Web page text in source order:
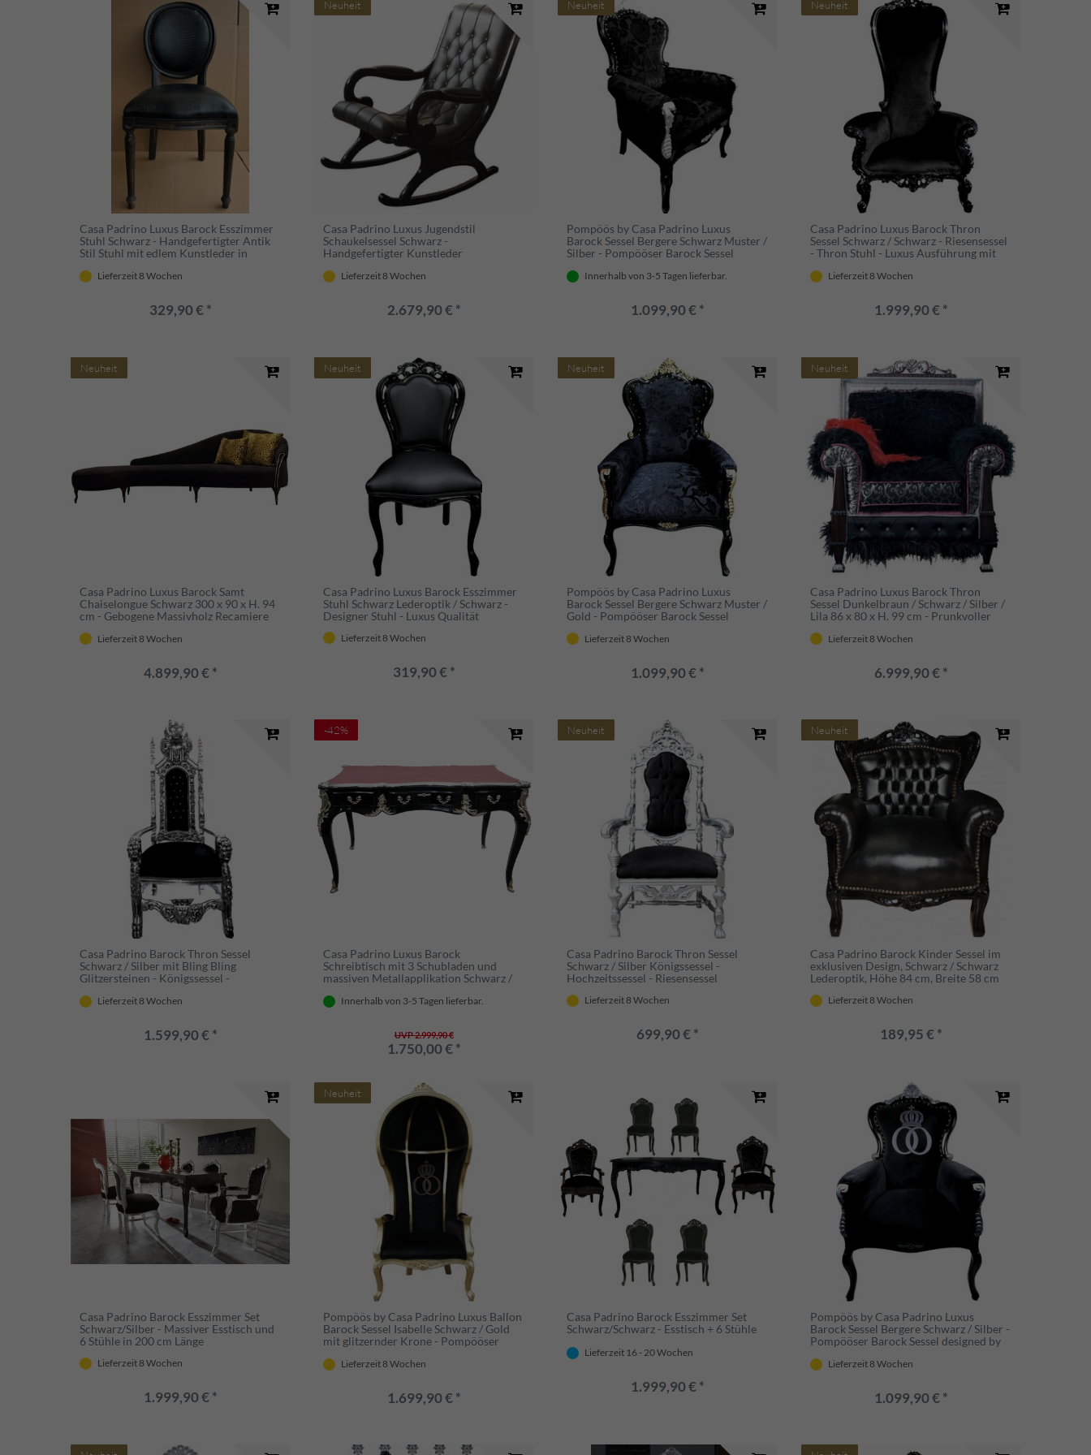
Casa Padrino Luxus Barock Esszimmer
Stuhl Schwarz - Handgefertigter Antik
Stil Stuhl mit edlem Kunstleder in
Möbel im Barockstil
Lieferzeit 8 Wochen
329,90 € *
Neuheit
Casa Padrino Luxus Jugendstil
Schaukelsessel Schwarz -
Handgefertigter Kunstleder
& Jugendstil Wohnzimmer & Büro
Lieferzeit 8 Wochen
2.679,90 € *
Neuheit
Pompöös by Casa Padrino Luxus
Barock Sessel Bergere Schwarz Muster /
Silber - Pompööser Barock Sessel
Innerhalb von 3-5 Tagen lieferbar.
1.099,90 € *
Neuheit
Casa Padrino Luxus Barock Thron
Sessel Schwarz / Schwarz - Riesensessel
- Thron Stuhl - Luxus Ausführung mit
Wappenlogo möglich
Lieferzeit 8 Wochen
1.999,90 € *
Neuheit
Casa Padrino Luxus Barock Samt
Chaiselongue Schwarz 300 x 90 x H. 94
cm - Gebogene Massivholz Recamiere
Luxus Qualität
Lieferzeit 8 Wochen
4.899,90 € *
Neuheit
Casa Padrino Luxus Barock Esszimmer
Stuhl Schwarz Lederoptik / Schwarz -
Designer Stuhl - Luxus Qualität
Lieferzeit 8 Wochen
319,90 € *
Neuheit
Pompöös by Casa Padrino Luxus
Barock Sessel Bergere Schwarz Muster /
Gold - Pompööser Barock Sessel
Lieferzeit 8 Wochen
1.099,90 € *
Neuheit
Casa Padrino Luxus Barock Thron
Sessel Dunkelbraun / Schwarz / Silber /
Lila 86 x 80 x H. 99 cm - Prunkvoller
Qualität - Made in Italy
Lieferzeit 8 Wochen
6.999,90 € *
Casa Padrino Barock Thron Sessel
Schwarz / Silber mit Bling Bling
Glitzersteinen - Königssessel -
Lieferzeit 8 Wochen
1.599,90 € *
-42%
Casa Padrino Luxus Barock
Schreibtisch mit 3 Schubladen und
massiven Metallapplikation Schwarz /
Barock Büromöbel Sekretär
Innerhalb von 3-5 Tagen lieferbar.
UVP 2.999,90 €
1.750,00 € *
Neuheit
Casa Padrino Barock Thron Sessel
Schwarz / Silber Königssessel -
Hochzeitssessel - Riesensessel
Lieferzeit 8 Wochen
699,90 € *
Neuheit
Casa Padrino Barock Kinder Sessel im
exklusiven Design, Schwarz / Schwarz
Lederoptik, Höhe 84 cm, Breite 58 cm
Lieferzeit 8 Wochen
189,95 € *
Casa Padrino Barock Esszimmer Set
Schwarz/Silber - Massiver Esstisch und
6 Stühle in 200 cm Länge
Lieferzeit 8 Wochen
1.999,90 € *
Neuheit
Pompöös by Casa Padrino Luxus Ballon
Barock Sessel Isabelle Schwarz / Gold
mit glitzernder Krone - Pompööser
Glööckler
Lieferzeit 8 Wochen
1.699,90 € *
Casa Padrino Barock Esszimmer Set
Schwarz/Schwarz - Esstisch + 6 Stühle
Lieferzeit 16 - 20 Wochen
1.999,90 € *
Pompöös by Casa Padrino Luxus
Barock Sessel Bergere Schwarz / Silber -
Pompööser Barock Sessel designed by
Lieferzeit 8 Wochen
1.099,90 € *